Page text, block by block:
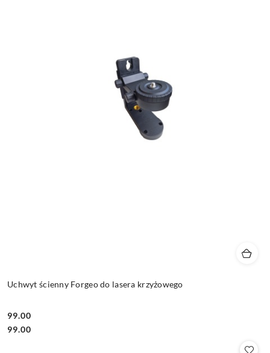
Uchwyt ścienny Forgeo do lasera krzyżowego
Cena:
99.00
Cena:
99.00